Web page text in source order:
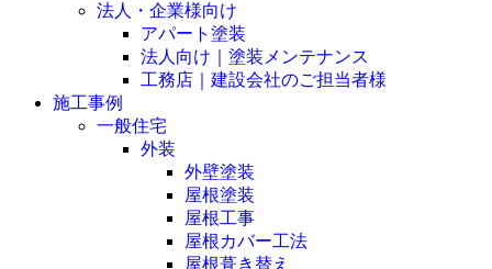
法人・企業様向け
アパート塗装
法人向け｜塗装メンテナンス
工務店｜建設会社のご担当者様
施工事例
一般住宅
外装
外壁塗装
屋根塗装
屋根工事
屋根カバー工法
屋根葺き替え